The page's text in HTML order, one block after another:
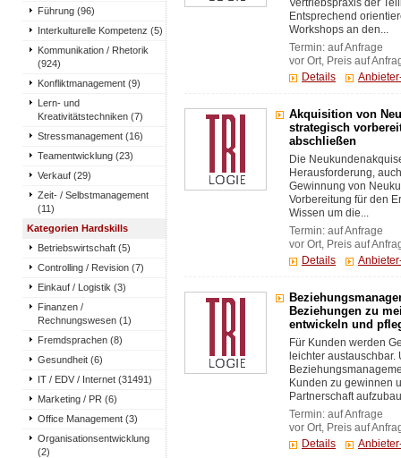
Führung (96)
Interkulturelle Kompetenz (5)
Kommunikation / Rhetorik
(924)
Konfliktmanagement (9)
Lern- und
Kreativitätstechniken (7)
Stressmanagement (16)
Teamentwicklung (23)
Verkauf (29)
Zeit- / Selbstmanagement
(11)
Kategorien Hardskills
Betriebswirtschaft (5)
Controlling / Revision (7)
Einkauf / Logistik (3)
Finanzen /
Rechnungswesen (1)
Fremdsprachen (8)
Gesundheit (6)
IT / EDV / Internet (31491)
Marketing / PR (6)
Office Management (3)
Organisationsentwicklung
(2)
Vertriebspraxis der
Entsprechend
Workshops an den...
Termin: auf Anfrage
vor Ort, Preis auf
Details
Akquisition von
strategisch
abschließen
Die
Herausforderung,
Gewinnung von
Vorbereitung für den
Wissen um die...
Termin: auf Anfrage
vor Ort, Preis auf
Details
Beziehungen zu
entwickeln und
Für Kunden werden
leichter
Kunden zu gewinnen
Partnerschaft
Termin: auf Anfrage
vor Ort, Preis auf
Details